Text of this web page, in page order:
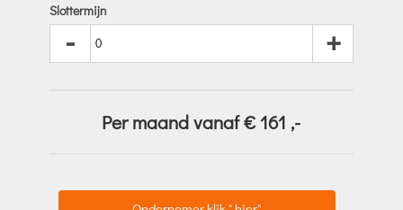
Slottermijn
- +
Per maand vanaf €161 ,-